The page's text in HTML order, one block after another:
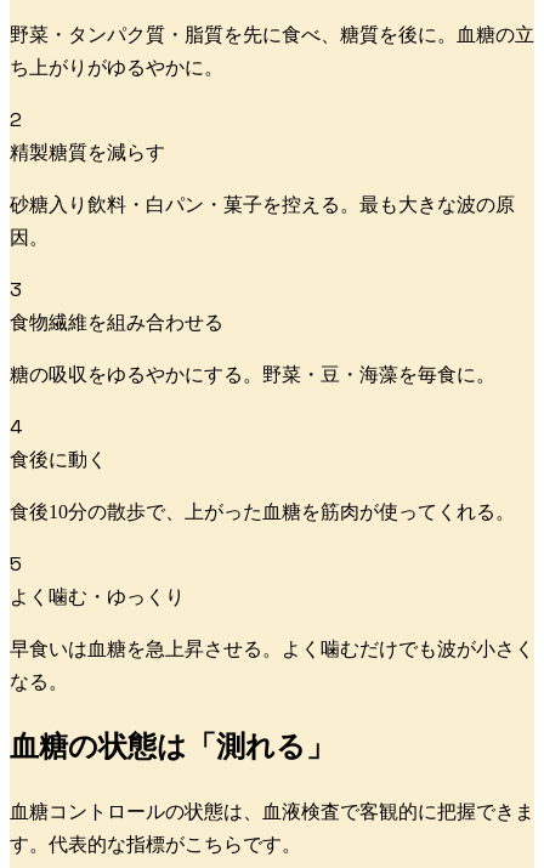
野菜・タンパク質・脂質を先に食べ、糖質を後に。血糖の立
ち上がりがゆるやかに。
2
精製糖質を減らす
砂糖入り飲料・白パン・菓子を控える。最も大きな波の原
因。
3
食物繊維を組み合わせる
糖の吸収をゆるやかにする。野菜・豆・海藻を毎食に。
4
食後に動く
食後10分の散歩で、上がった血糖を筋肉が使ってくれる。
5
よく噛む・ゆっくり
早食いは血糖を急上昇させる。よく噛むだけでも波が小さく
なる。
血糖の状態は「測れる」
血糖コントロールの状態は、血液検査で客観的に把握できま
す。代表的な指標がこちらです。